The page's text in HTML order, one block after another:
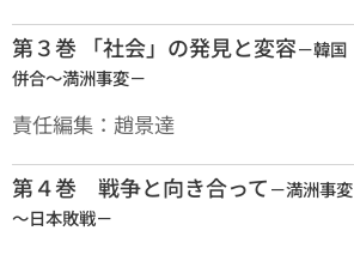
第３巻 「社会」の発見と変容－韓国
併合～満洲事変－
責任編集：趙景達
第４巻 戦争と向き合って－満洲事変
～日本敗戦－